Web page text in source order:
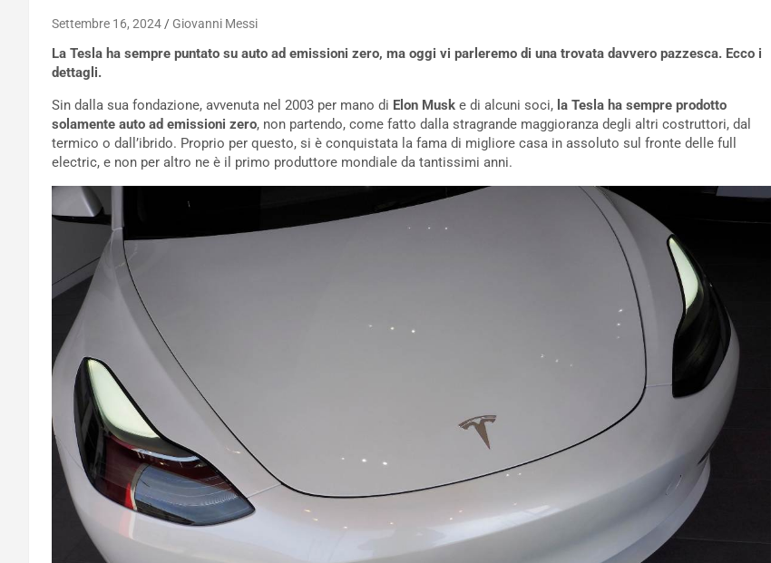
Settembre 16, 2024 Giovanni Messi
La Tesla ha sempre puntato su auto ad emissioni zero, ma oggi vi parleremo di una trovata davvero pazzesca. Ecco i
dettagli.
Sin dalla sua fondazione, avvenuta nel 2003 per mano di Elon Musk e di alcuni soci, la Tesla ha sempre prodotto
solamente auto ad emissioni zero, non partendo, come fatto dalla stragrande maggioranza degli altri costruttori, dal
termico o dall’ibrido. Proprio per questo, si è conquistata la fama di migliore casa in assoluto sul fronte delle full
electric, e non per altro ne è il primo produttore mondiale da tantissimi anni.